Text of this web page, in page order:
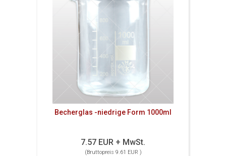
Becherglas -niedrige Form 1000ml
7.57 EUR + MwSt.
(Bruttopreis 9.61 EUR )